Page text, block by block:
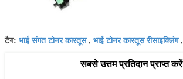
टैग: भाई संगत टोनर कारतूस, भाई टोनर कारतूस रीसाइक्लिंग,
सबसे उत्तम प्रतिदान प्राप्त करें